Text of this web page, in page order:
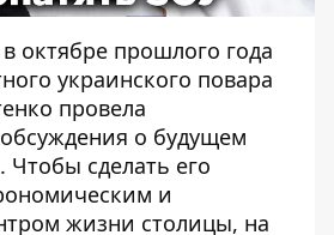
октябре прошлого года
украинского повара
провела
о будущем
сделать его
и
жизни столицы, на